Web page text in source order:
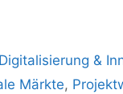
Digitalisierung &
Märkte,